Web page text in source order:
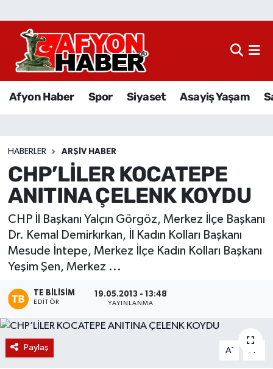
Afyon Haber Spor Siyaset Asayiş Yaşam
HABERLER ARŞIV HABER
CHP’LİLER KOCATEPE
ANITINA ÇELENK KOYDU
CHP İl Başkanı Yalçın Görgöz, Merkez İlçe Başkanı
Dr. Kemal Demirkırkan, İl Kadın Kolları Başkanı
Mesude İntepe, Merkez İlçe Kadın Kolları Başkanı
Yeşim Şen, Merkez ...
TE BILISIM
EDITÖR
19.05.2013 - 13:48
YAYINLANMA
Paylaş A- A
Afyon Haber
Sağlık
Eğitim
Sivil Toplum
Ekonomi
Magazin
Etkinlikler